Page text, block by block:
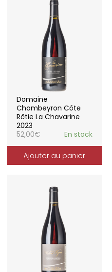
Domaine
Chambeyron Côte
Rôtie La Chavarine
2023
52,00€ En stock
Ajouter au panier